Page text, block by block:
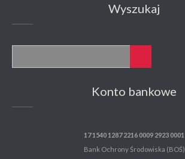
Wyszukaj
Konto bankowe
17 1540 1287 2216 0009 2923 0001
Bank Ochrony Środowiska (BOŚ)